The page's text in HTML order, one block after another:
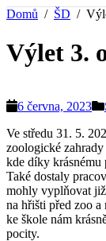
Domů ŠD
Výlet 3.
6 června, 2023
Ve středu 31. 5.
zoologické
kde díky krásnému
Také dostaly
mohly vyplňovat
na hřišti před zoo a
ke škole nám
pocity.